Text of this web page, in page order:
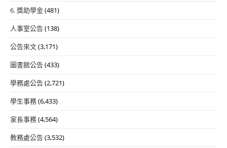
6. 獎助學金(481)
人事室公告(138)
公告來文(3,171)
圖書館公告(433)
學務處公告(2,721)
學生事務(6,433)
家長事務(4,564)
教務處公告(3,532)